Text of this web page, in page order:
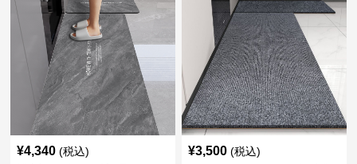
¥4,340 (税込) ¥3,500 (税込)